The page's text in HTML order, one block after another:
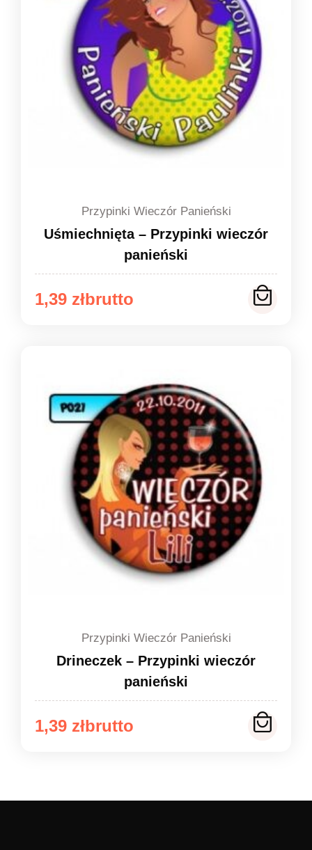
Przypinki Wieczór Panieński
Uśmiechnięta – Przypinki wieczór
panieński
1,39 zł
Zakres
do
1,49 zł
Przypinki Wieczór Panieński
Drineczek – Przypinki wieczór
panieński
1,39 zł
Zakres
1,39 zł